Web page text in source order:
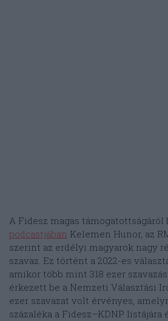
A Fidesz magas támogatottságáról
podcastjában Kelemen Hunor, az
szerint az erdélyi magyarok nagy
szavaz. Ez történt a 2022-es
amikor több mint 318 ezer
érkezett be a Nemzeti Választási
ezer szavazat volt érvényes,
százaléka a Fidesz–KDNP listájára